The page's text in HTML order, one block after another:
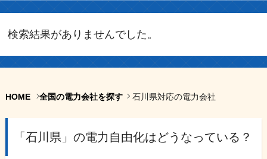
検索結果がありませんでした。
HOME 全国の電力会社を探す 石川県対応の電力会社
「石川県」の電力自由化はどうなっている？